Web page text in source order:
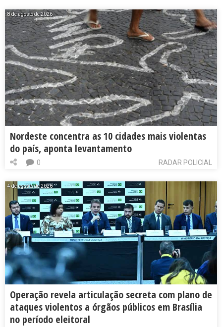
8 de agosto de 2026
Nordeste concentra as 10 cidades mais violentas
do país, aponta levantamento
RADAR POLICIAL
0
4 de agosto de 2026
Operação revela articulação secreta com plano de
ataques violentos a órgãos públicos em Brasília
no período eleitoral